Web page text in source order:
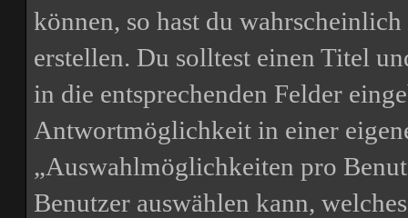
können, so hast du
erstellen. Du solltest einen Titel
in die entsprechenden Felder
Antwortmöglichkeit in einer
„Auswahlmöglichkeiten pro
Benutzer auswählen kann,